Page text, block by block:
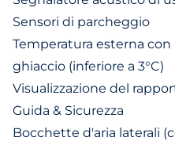
Sensori di parcheggio
Temperatura esterna
ghiaccio (inferiore a 3°C)
Visualizzazione del
Guida & Sicurezza
Bocchette d'aria laterali